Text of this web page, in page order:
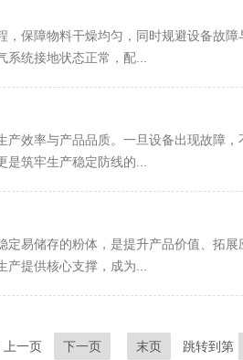
保障物料干燥均匀，同时规避设备故
统接地状态正常，配...
效率与产品品质。一旦设备出现故障
筑牢生产稳定防线的...
易储存的粉体，是提升产品价值、拓
提供核心支撑，成为...
一页 下一页 末页 跳转到第